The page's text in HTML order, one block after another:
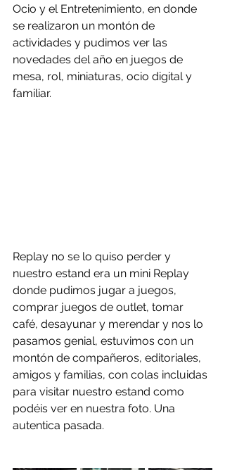
Ocio y el Entretenimiento, en donde
se realizaron un montón de
actividades y pudimos ver las
novedades del año en juegos de
mesa, rol, miniaturas, ocio digital y
familiar.
Replay no se lo quiso perder y
nuestro estand era un mini Replay
donde pudimos jugar a juegos,
comprar juegos de outlet, tomar
café, desayunar y merendar y nos lo
pasamos genial, estuvimos con un
montón de compañeros, editoriales,
amigos y familias, con colas incluidas
para visitar nuestro estand como
podéis ver en nuestra foto. Una
autentica pasada.